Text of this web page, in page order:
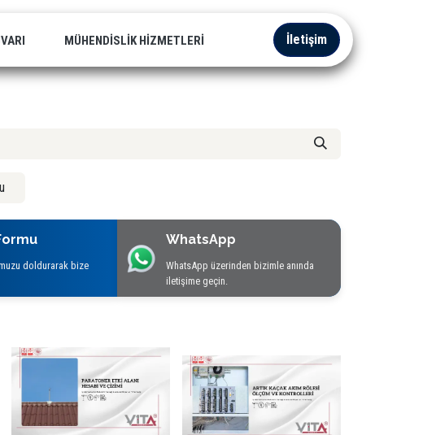
MÜHENDISLIK HIZMETLERI İletişim
doldurarak bize
WhatsApp
WhatsApp üzerinden bizimle anında
iletişime geçin.